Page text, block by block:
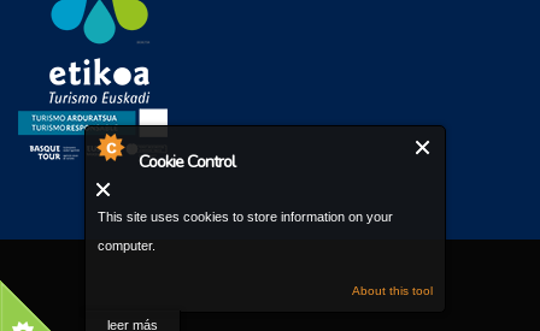
Cookie Control
This site uses cookies to store information on your
computer.
About this tool
leer más